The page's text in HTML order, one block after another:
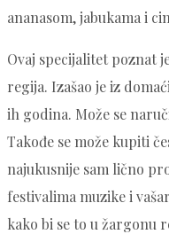
ananasom, jabukama i
Ovaj specijalitet poznat
regija. Izašao je iz
ih godina. Može se
Takođe se može kupiti
najukusnije sam lično
festivalima muzike i
kako bi se to u žargonu